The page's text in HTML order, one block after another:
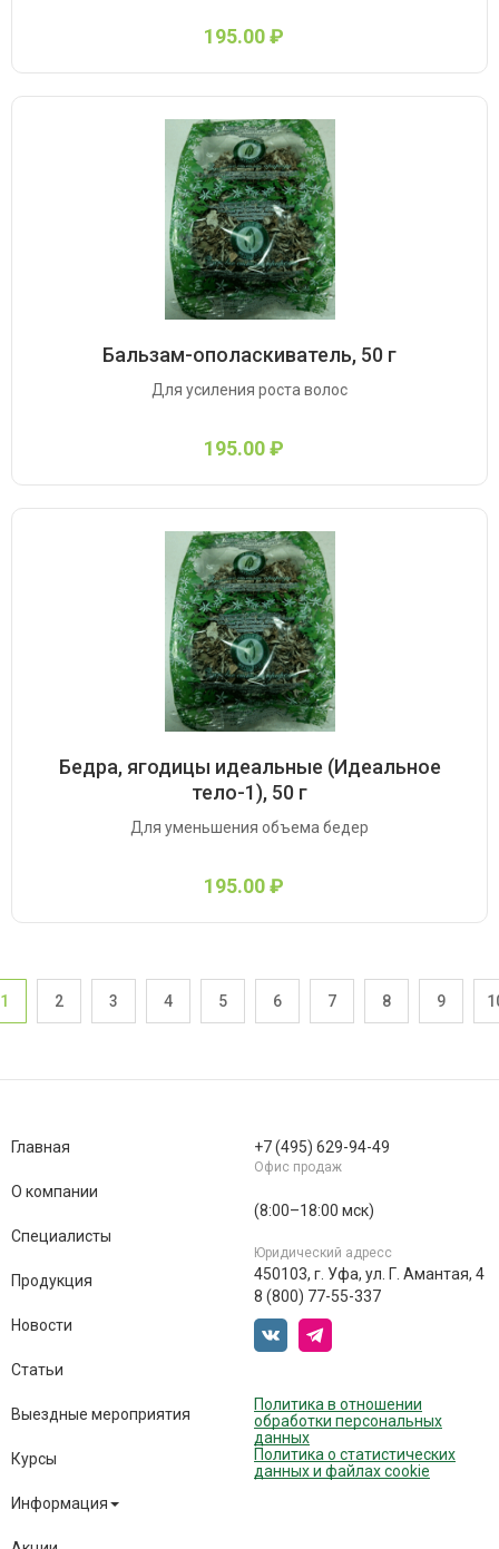
195.00 ₽
Бальзам-ополаскиватель, 50 г
Для усиления роста волос
195.00 ₽
Бедра, ягодицы идеальные (Идеальное
тело-1), 50 г
Для уменьшения объема бедер
195.00 ₽
1 2 3 4 5 6 7 8 9
Главная
О компании
Специалисты
Продукция
Новости
Статьи
Выездные мероприятия
Курсы
Информация
+7 (495) 629-94-49
Офис продаж
(8:00–18:00 мск)
Юридический адресс
450103, г. Уфа, ул. Г. Амантая, 4
8 (800) 77-55-337
Политика в отношении
обработки персональных
данных
Политика о статистических
данных и файлах cookie